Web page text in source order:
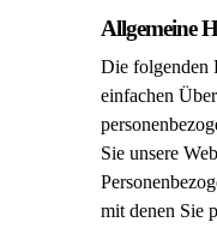
Allgemeine
Die folgenden
einfachen
Sie unsere
mit denen Sie